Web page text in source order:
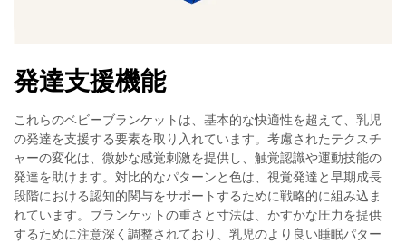
発達支援機能
これらのベビーブランケットは、基本的な快適性を超えて、乳児
の発達を支援する要素を取り入れています。考慮されたテクスチ
ャーの変化は、微妙な感覚刺激を提供し、触覚認識や運動技能の
発達を助けます。対比的なパターンと色は、視覚発達と早期成長
段階における認知的関与をサポートするために戦略的に組み込ま
れています。ブランケットの重さと寸法は、かすかな圧力を提供
するために注意深く調整されており、乳児のより良い睡眠パター